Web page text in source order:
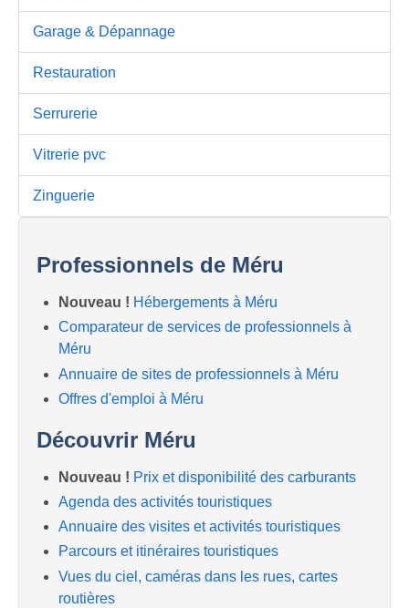
Garage & Dépannage
Restauration
Serrurerie
Vitrerie pvc
Zinguerie
Professionnels de Méru
Nouveau ! Hébergements à Méru
Comparateur de services de professionnels à
Méru
Annuaire de sites de professionnels à Méru
Offres d'emploi à Méru
Découvrir Méru
Nouveau ! Prix et disponibilité des carburants
Agenda des activités touristiques
Annuaire des visites et activités touristiques
Parcours et itinéraires touristiques
Vues du ciel, caméras dans les rues, cartes
routières